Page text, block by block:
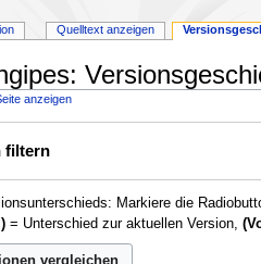
anzeigen
filtern
Markiere die
= Unterschied zur aktuellen Version,
Quelltext anzeigen